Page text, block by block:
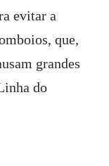
evitar a
que,
grandes
do